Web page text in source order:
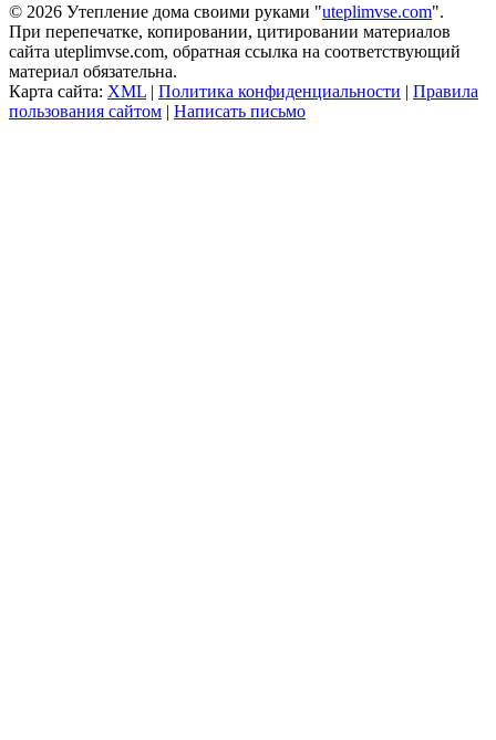
© 2026 Утепление дома своими руками "uteplimvse.com".
При перепечатке, копировании, цитировании материалов
сайта uteplimvse.com, обратная ссылка на соответствующий
материал обязательна.
Карта сайта: XML | Политика конфиденциальности | Правила
пользования сайтом | Написать письмо